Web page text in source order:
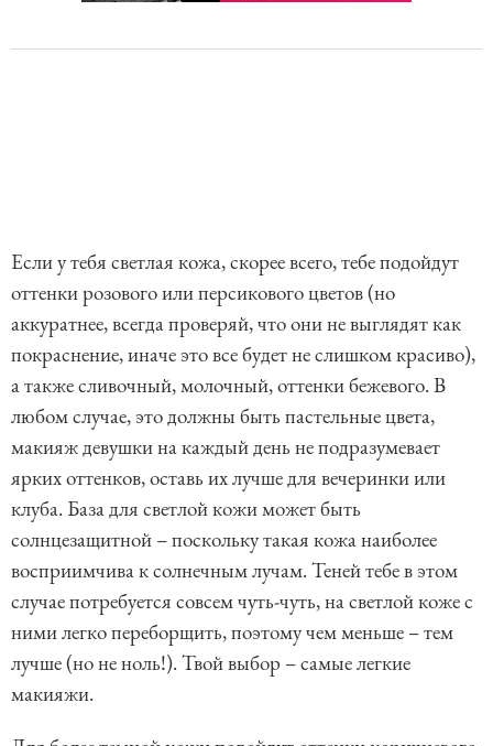
Если у тебя светлая кожа, скорее всего, тебе подойдут
оттенки розового или персикового цветов (но
аккуратнее, всегда проверяй, что они не выглядят как
покраснение, иначе это все будет не слишком красиво),
а также сливочный, молочный, оттенки бежевого. В
любом случае, это должны быть пастельные цвета,
макияж девушки на каждый день не подразумевает
ярких оттенков, оставь их лучше для вечеринки или
клуба. База для светлой кожи может быть
солнцезащитной – поскольку такая кожа наиболее
восприимчива к солнечным лучам. Теней тебе в этом
случае потребуется совсем чуть-чуть, на светлой коже с
ними легко переборщить, поэтому чем меньше – тем
лучше (но не ноль!). Твой выбор – самые легкие
макияжи.